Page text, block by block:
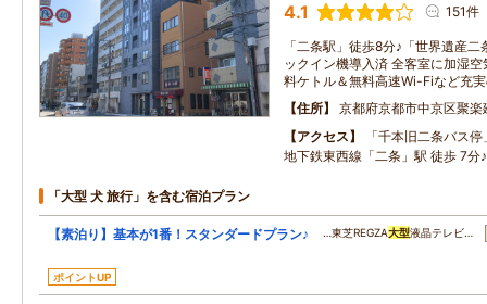
4.1 151件
「二条駅」徒歩8分♪「世界遺産
ックイン機導入済 全客室に加湿
料ケトル＆無料高速Wi-Fiなど充
住所
京都府京都市中京区聚
アクセス
「千本旧二条バス
地下鉄東西線「二条」駅 徒歩 7分♪
「大型 犬 旅行」を含む宿泊プラン
【素泊り】基本が1番！スタンダードプラン♪
ポイントUP
…東芝REGZA大型液晶テレビ…